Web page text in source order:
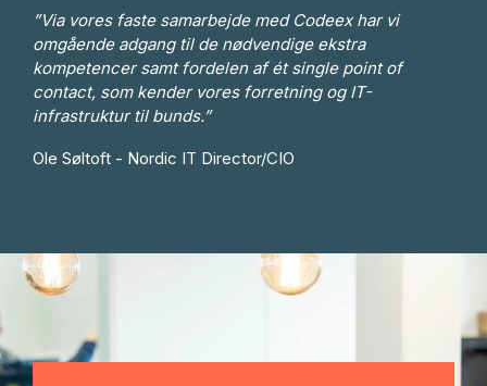
”Via vores faste samarbejde med Codeex har vi
omgående adgang til de nødvendige ekstra
kompetencer samt fordelen af ét single point of
contact, som kender vores forretning og IT-
infrastruktur til bunds.”
Ole Søltoft - Nordic IT Director/CIO